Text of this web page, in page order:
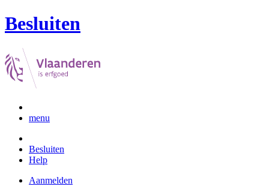
Besluiten
menu
Besluiten
Help
Aanmelden